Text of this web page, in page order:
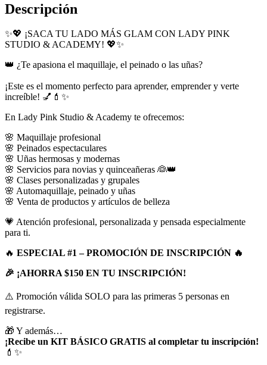
Descripción
✨💖 ¡SACA TU LADO MÁS GLAM CON LADY PINK
STUDIO & ACADEMY! 💖✨
👑 ¿Te apasiona el maquillaje, el peinado o las uñas?
¡Este es el momento perfecto para aprender, emprender y verte
increíble! 💅💄✨
En Lady Pink Studio & Academy te ofrecemos:
🌸 Maquillaje profesional
🌸 Peinados espectaculares
🌸 Uñas hermosas y modernas
🌸 Servicios para novias y quinceañeras 👰👑
🌸 Clases personalizadas y grupales
🌸 Automaquillaje, peinado y uñas
🌸 Venta de productos y artículos de belleza
💗 Atención profesional, personalizada y pensada especialmente
para ti.
🔥 ESPECIAL #1 – PROMOCIÓN DE INSCRIPCIÓN 🔥
🎉 ¡AHORRA $150 EN TU INSCRIPCIÓN!
⚠️ Promoción válida SOLO para las primeras 5 personas en
registrarse.
🎁 Y además…
¡Recibe un KIT BÁSICO GRATIS al completar tu inscripción!
💄✨